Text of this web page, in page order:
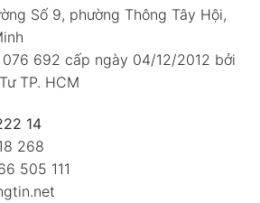
Số 9, phường Thông Tây Hội,
076 692 cấp ngày 04/12/2012 bởi
TP. HCM
14
268
505 111